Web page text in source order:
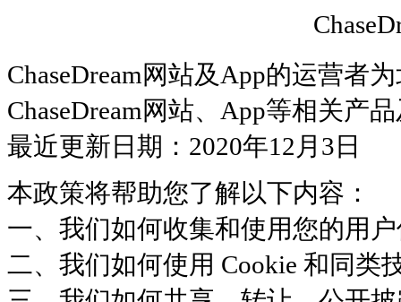
ChaseDream网站及App的运营者
ChaseDream网站、App等相关产
最近更新日期：2020年12月3日
本政策将帮助您了解以下内容：
一、我们如何收集和使用您的用
二、我们如何使用 Cookie 和同类